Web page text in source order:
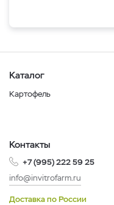
Каталог
Картофель
Контакты
+7 (995) 222 59 25
info@invitrofarm.ru
Доставка по России